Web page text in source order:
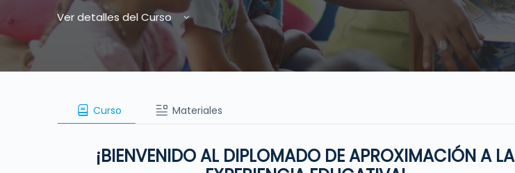
Ver detalles del Curso
Curso Materiales
¡BIENVENIDO AL DIPLOMADO DE APROXIMACIÓN A LA